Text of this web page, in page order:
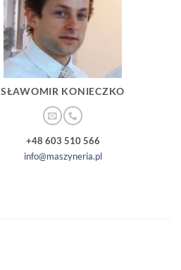
SŁAWOMIR KONIECZKO
+48 603 510 566
info@maszyneria.pl